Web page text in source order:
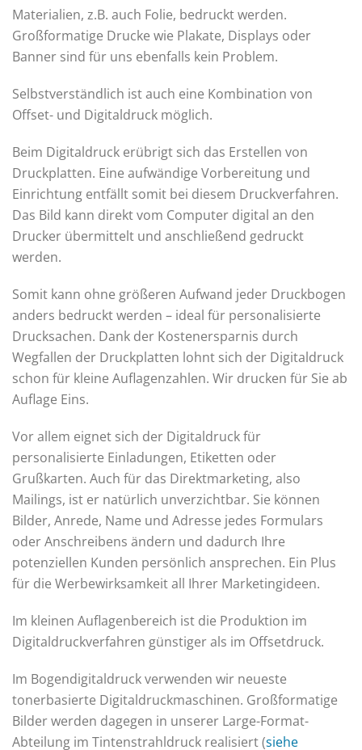
Materialien, z.B. auch Folie, bedruckt werden.
Großformatige Drucke wie Plakate, Displays oder
Banner sind für uns ebenfalls kein Problem.
Selbstverständlich ist auch eine Kombination von
Offset- und Digitaldruck möglich.
Beim Digitaldruck erübrigt sich das Erstellen von
Druckplatten. Eine aufwändige Vorbereitung und
Einrichtung entfällt somit bei diesem Druckverfahren.
Das Bild kann direkt vom Computer digital an den
Drucker übermittelt und anschließend gedruckt
werden.
Somit kann ohne größeren Aufwand jeder Druckbogen
anders bedruckt werden – ideal für personalisierte
Drucksachen. Dank der Kostenersparnis durch
Wegfallen der Druckplatten lohnt sich der Digitaldruck
schon für kleine Auflagenzahlen. Wir drucken für Sie ab
Auflage Eins.
Vor allem eignet sich der Digitaldruck für
personalisierte Einladungen, Etiketten oder
Grußkarten. Auch für das Direktmarketing, also
Mailings, ist er natürlich unverzichtbar. Sie können
Bilder, Anrede, Name und Adresse jedes Formulars
oder Anschreibens ändern und dadurch Ihre
potenziellen Kunden persönlich ansprechen. Ein Plus
für die Werbewirksamkeit all Ihrer Marketingideen.
Im kleinen Auflagenbereich ist die Produktion im
Digitaldruckverfahren günstiger als im Offsetdruck.
Im Bogendigitaldruck verwenden wir neueste
tonerbasierte Digitaldruckmaschinen. Großformatige
Bilder werden dagegen in unserer Large-Format-
Abteilung im Tintenstrahldruck realisiert (siehe